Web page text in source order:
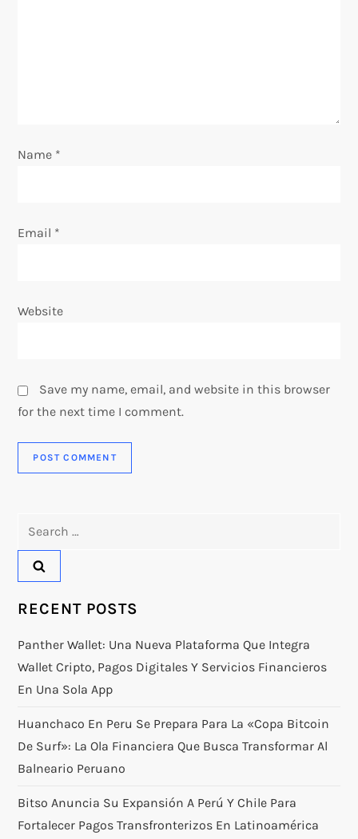
n
Name *
Email *
Website
Save my name, email, and website in this browser
for the next time I comment.
RECENT POSTS
Panther Wallet: Una Nueva Plataforma Que Integra
Wallet Cripto, Pagos Digitales Y Servicios Financieros
En Una Sola App
Huanchaco En Peru Se Prepara Para La «Copa Bitcoin
De Surf»: La Ola Financiera Que Busca Transformar Al
Balneario Peruano
Bitso Anuncia Su Expansión A Perú Y Chile Para
Fortalecer Pagos Transfronterizos En Latinoamérica